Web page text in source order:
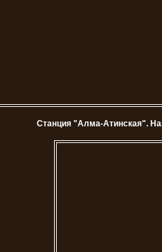
Станция "Алма-Атинская".